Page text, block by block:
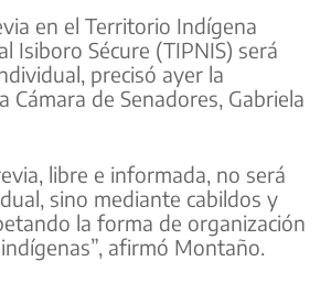
en el Territorio Indígena
Isiboro Sécure (TIPNIS) será
precisó ayer la
Cámara de Senadores, Gabriela
libre e informada, no será
sino mediante cabildos y
la forma de organización
afirmó Montaño.